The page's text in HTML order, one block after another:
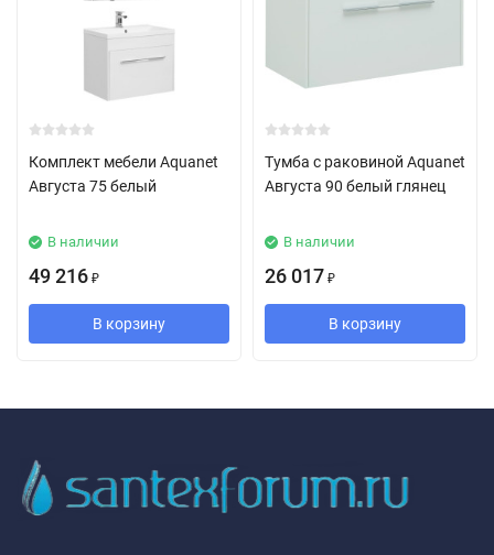
Комплект мебели Aquanet
Августа 75 белый
В наличии
49 216 ₽
В корзину
Тумба с раковиной Aquanet
Августа 90 белый глянец
В наличии
26 017 ₽
В корзину